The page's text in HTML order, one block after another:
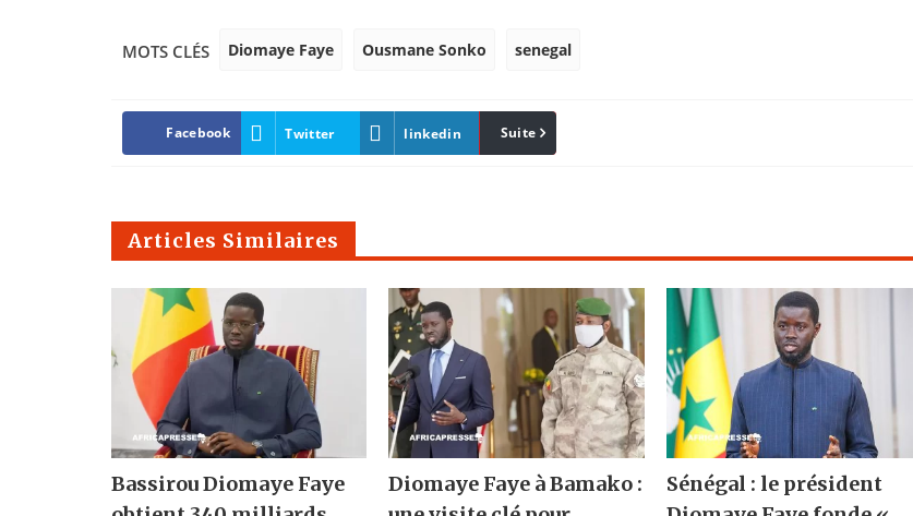
MOTS CLÉS Diomaye Faye Ousmane Sonko senegal
Facebook Twitter linkedin Pinterest
Suite
Articles Similaires
Bassirou Diomaye Faye
Diomaye Faye à Bamako :
Sénégal : le président